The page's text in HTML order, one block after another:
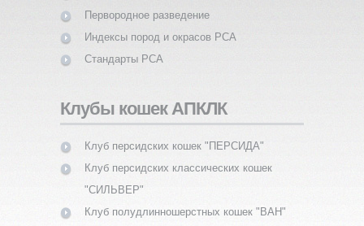
Первородное разведение
Индексы пород и окрасов PCA
Стандарты PCA
Клубы кошек АПКЛК
Клуб персидских кошек "ПЕРСИДА"
Клуб персидских классических кошек
"СИЛЬВЕР"
Клуб полудлинношерстных кошек "ВАН"